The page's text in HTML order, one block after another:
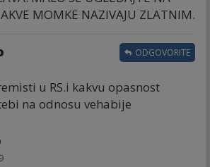
MOMKE NAZIVAJU ZLATNIM.
u RS.i kakvu opasnost
na odnosu vehabije
ODGOVORITE